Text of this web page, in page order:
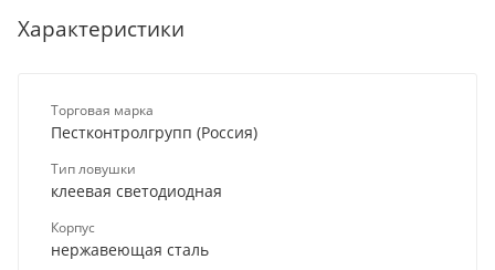
Характеристики
Торговая марка
Пестконтролгрупп (Россия)
Тип ловушки
клеевая светодиодная
Корпус
нержавеющая сталь